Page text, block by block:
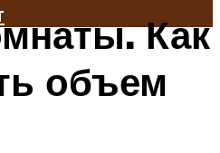
Как
объем